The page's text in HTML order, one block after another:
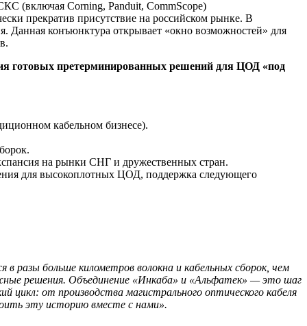
(включая Corning, Panduit, CommScope)
прекратив присутствие на российском рынке. В
Данная конъюнктура открывает «окно возможностей» для
готовых претерминированных решений для ЦОД «под
кабельном бизнесе).
на рынки СНГ и дружественных стран.
для высокоплотных ЦОД, поддержка следующего
больше километров волокна и кабельных сборок, чем
решения. Объединение «Инкаба» и «Альфатек» — это шаг
от производства магистрального оптического кабеля
эту историю вместе с нами».